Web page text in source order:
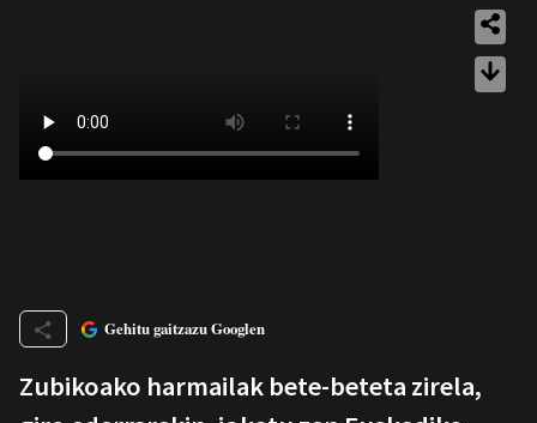
Gehitu gaitzazu Googlen
Zubikoako harmailak bete-beteta zirela,